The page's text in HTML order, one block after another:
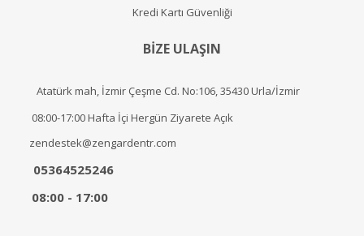
Kredi Kartı Güvenliği
BİZE ULAŞIN
Atatürk mah, İzmir Çeşme Cd. No:106, 35430 Urla/İzmir
08:00-17:00 Hafta İçi Hergün Ziyarete Açık
zendestek@zengardentr.com
05364525246
08:00 - 17:00